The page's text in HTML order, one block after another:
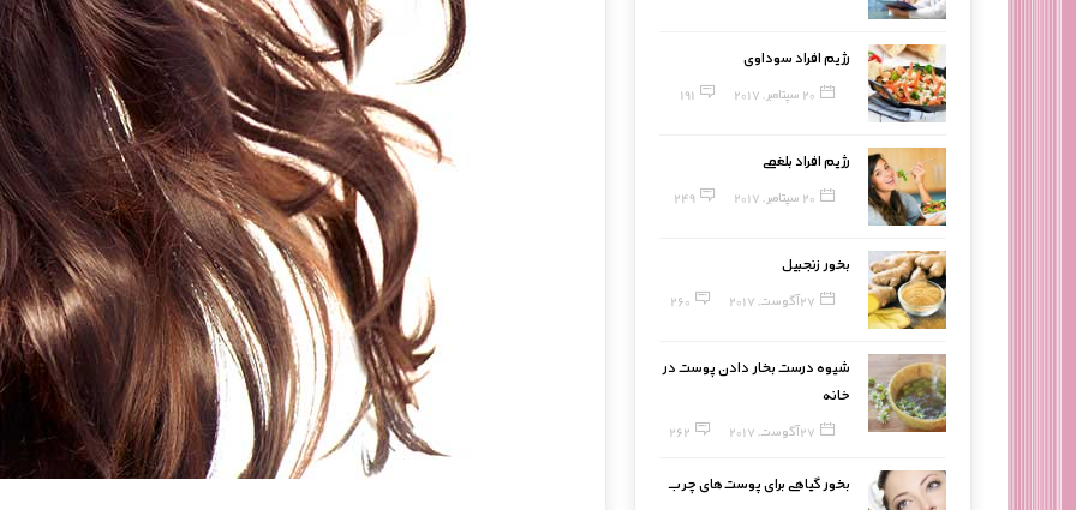
رژیم افراد سوداوی
20 سپتامبر, 2017 191
رژیم افراد بلغمی
20 سپتامبر, 2017 249
بخور زنجبیل
27 آگوست, 2017 260
شیوه درست بخار دادن پوست در
خانه
27 آگوست, 2017 262
بخور گیاهی برای پوست‌های چرب